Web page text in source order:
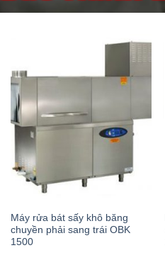
Máy rửa bát sấy khô băng
chuyền phải sang trái OBK
1500